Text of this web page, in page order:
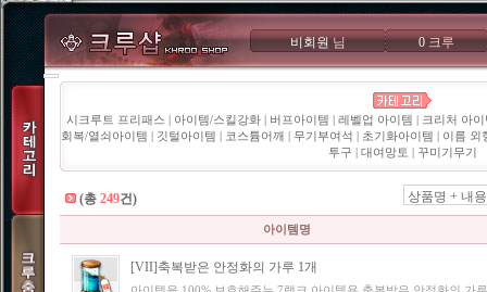
비회원 님 0 크루
시크루트 프리패스 | 아이템/스킬강화 | 버프아이템 | 레벨업 아이템 | 크리처 아이
회복/열쇠아이템 | 깃털아이템 | 코스튬어깨 | 무기부여석 | 초기화아이템 | 이름 외
투구 | 대여망토 | 꾸미기무기
(총 249건) 상품명 + 내용
아이템명
[VII]축복받은 안정화의 가루 1개